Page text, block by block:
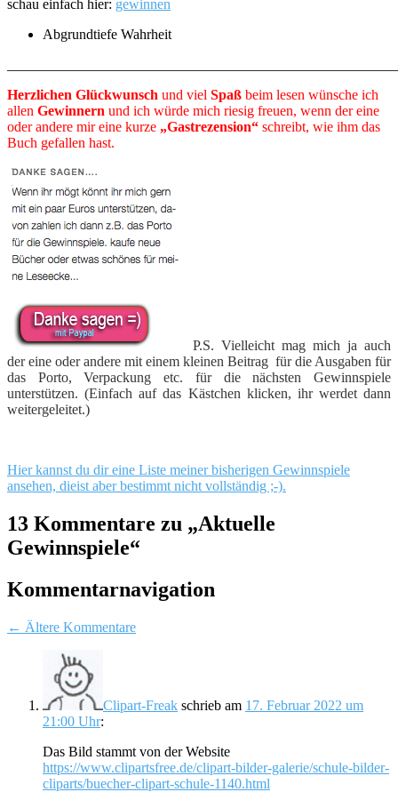
schau einfach hier: gewinnen
Abgrundtiefe Wahrheit
Herzlichen Glückwunsch und viel Spaß beim lesen wünsche ich
allen Gewinnern und ich würde mich riesig freuen, wenn der eine
oder andere mir eine kurze „Gastrezension“ schreibt, wie ihm das
Buch gefallen hast.
P.S. Vielleicht mag mich ja auch
der eine oder andere mit einem kleinen Beitrag für die Ausgaben für
das Porto, Verpackung etc. für die nächsten Gewinnspiele
unterstützen. (Einfach auf das Kästchen klicken, ihr werdet dann
weitergeleitet.)
Hier kannst du dir eine Liste meiner bisherigen Gewinnspiele
ansehen, dieist aber bestimmt nicht vollständig ;-).
13 Kommentare zu „Aktuelle
Gewinnspiele“
Kommentarnavigation
← Ältere Kommentare
Clipart-Freak schrieb am 17. Februar 2022 um
21:00 Uhr:
Das Bild stammt von der Website
https://www.clipartsfree.de/clipart-bilder-galerie/schule-bilder-
cliparts/buecher-clipart-schule-1140.html